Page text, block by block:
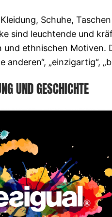
Schuhe,
sind leuchtende und
ethnischen Motiven.
„einzigartig“,
UND GESCHICHTE